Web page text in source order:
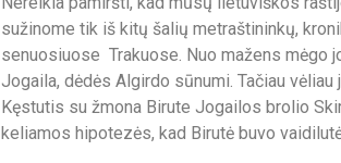
sužinome tik iš kitų šalių metraštininkų,
senuosiuose Trakuose. Nuo mažens mėgo
Jogaila, dėdės Algirdo sūnumi. Tačiau
Kęstutis su žmona Birute Jogailos brolio
keliamos hipotezės, kad Birutė buvo